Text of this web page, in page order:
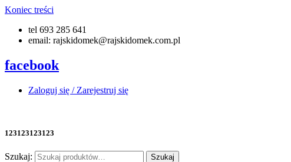
Koniec treści
tel 693 285 641
email: rajskidomek@rajskidomek.com.pl
facebook
Zaloguj się / Zarejestruj się
123123123123
Szukaj: Szukaj